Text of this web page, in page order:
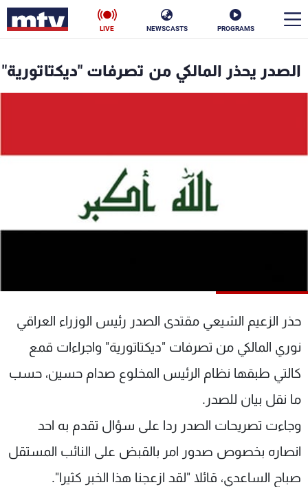
PROGRAMS
NEWSCASTS
LIVE
الصدر يحذر المالكي من تصرفات "ديكتاتورية"
حذر الزعيم الشيعي مقتدى الصدر رئيس الوزراء العراقي
نوري المالكي من تصرفات "ديكتاتورية" واجراءات قمع
كالتي طبقها نظام الرئيس المخلوع صدام حسين، حسب
ما نقل بيان للصدر.
وجاءت تصريحات الصدر ردا على سؤال تقدم به احد
انصاره بخصوص صدور امر بالقبض على النائب المستقل
صباح الساعدي، قائلا "لقد ازعجنا هذا الخبر كثيرا".
إقتصاد فن
رياضة
شاهد البرامج
الترددات
الإنـتـاج
سياسة الخصوصية